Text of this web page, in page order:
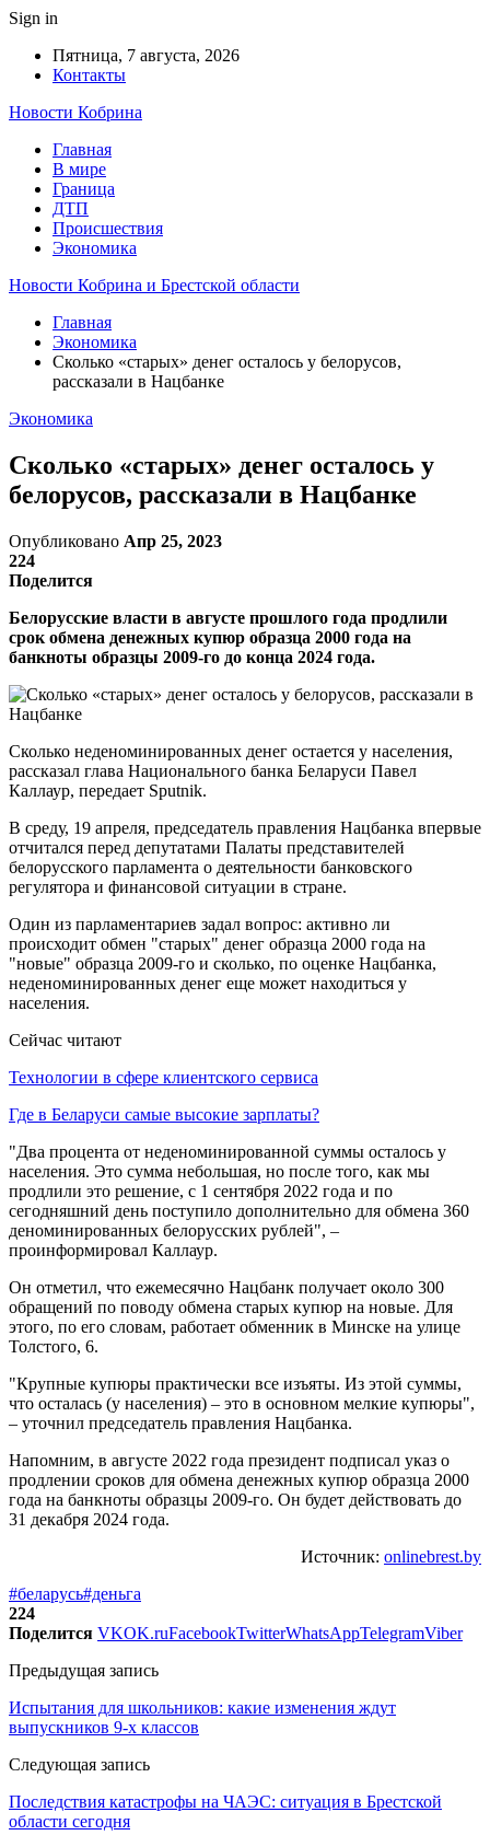
Sign in
Пятница, 7 августа, 2026
Контакты
Новости Кобрина
Главная
В мире
Граница
ДТП
Происшествия
Экономика
Новости Кобрина и Брестской области
Главная
Экономика
Сколько «старых» денег осталось у белорусов,
рассказали в Нацбанке
Экономика
Сколько «старых» денег осталось у
белорусов, рассказали в Нацбанке
Опубликовано Апр 25, 2023
224
Поделится
Белорусские власти в августе прошлого года продлили
срок обмена денежных купюр образца 2000 года на
банкноты образцы 2009-го до конца 2024 года.
Сколько неденоминированных денег остается у населения,
рассказал глава Национального банка Беларуси Павел
Каллаур, передает Sputnik.
В среду, 19 апреля, председатель правления Нацбанка впервые
отчитался перед депутатами Палаты представителей
белорусского парламента о деятельности банковского
регулятора и финансовой ситуации в стране.
Один из парламентариев задал вопрос: активно ли
происходит обмен "старых" денег образца 2000 года на
"новые" образца 2009-го и сколько, по оценке Нацбанка,
неденоминированных денег еще может находиться у
населения.
Сейчас читают
Технологии в сфере клиентского сервиса
Где в Беларуси самые высокие зарплаты?
"Два процента от неденоминированной суммы осталось у
населения. Это сумма небольшая, но после того, как мы
продлили это решение, с 1 сентября 2022 года и по
сегодняшний день поступило дополнительно для обмена 360
деноминированных белорусских рублей", –
проинформировал Каллаур.
Он отметил, что ежемесячно Нацбанк получает около 300
обращений по поводу обмена старых купюр на новые. Для
этого, по его словам, работает обменник в Минске на улице
Толстого, 6.
"Крупные купюры практически все изъяты. Из этой суммы,
что осталась (у населения) – это в основном мелкие купюры",
– уточнил председатель правления Нацбанка.
Напомним, в августе 2022 года президент подписал указ о
продлении сроков для обмена денежных купюр образца 2000
года на банкноты образцы 2009-го. Он будет действовать до
31 декабря 2024 года.
Источник: onlinebrest.by
#беларусь#деньга
224
Поделится VKOK.ruFacebookTwitterWhatsAppTelegramViber
Предыдущая запись
Испытания для школьников: какие изменения ждут
выпускников 9-х классов
Следующая запись
Последствия катастрофы на ЧАЭС: ситуация в Брестской
области сегодня